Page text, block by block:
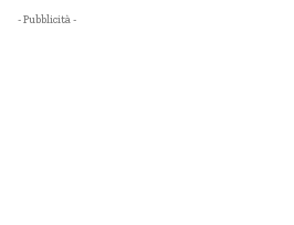
- Pubblicità -